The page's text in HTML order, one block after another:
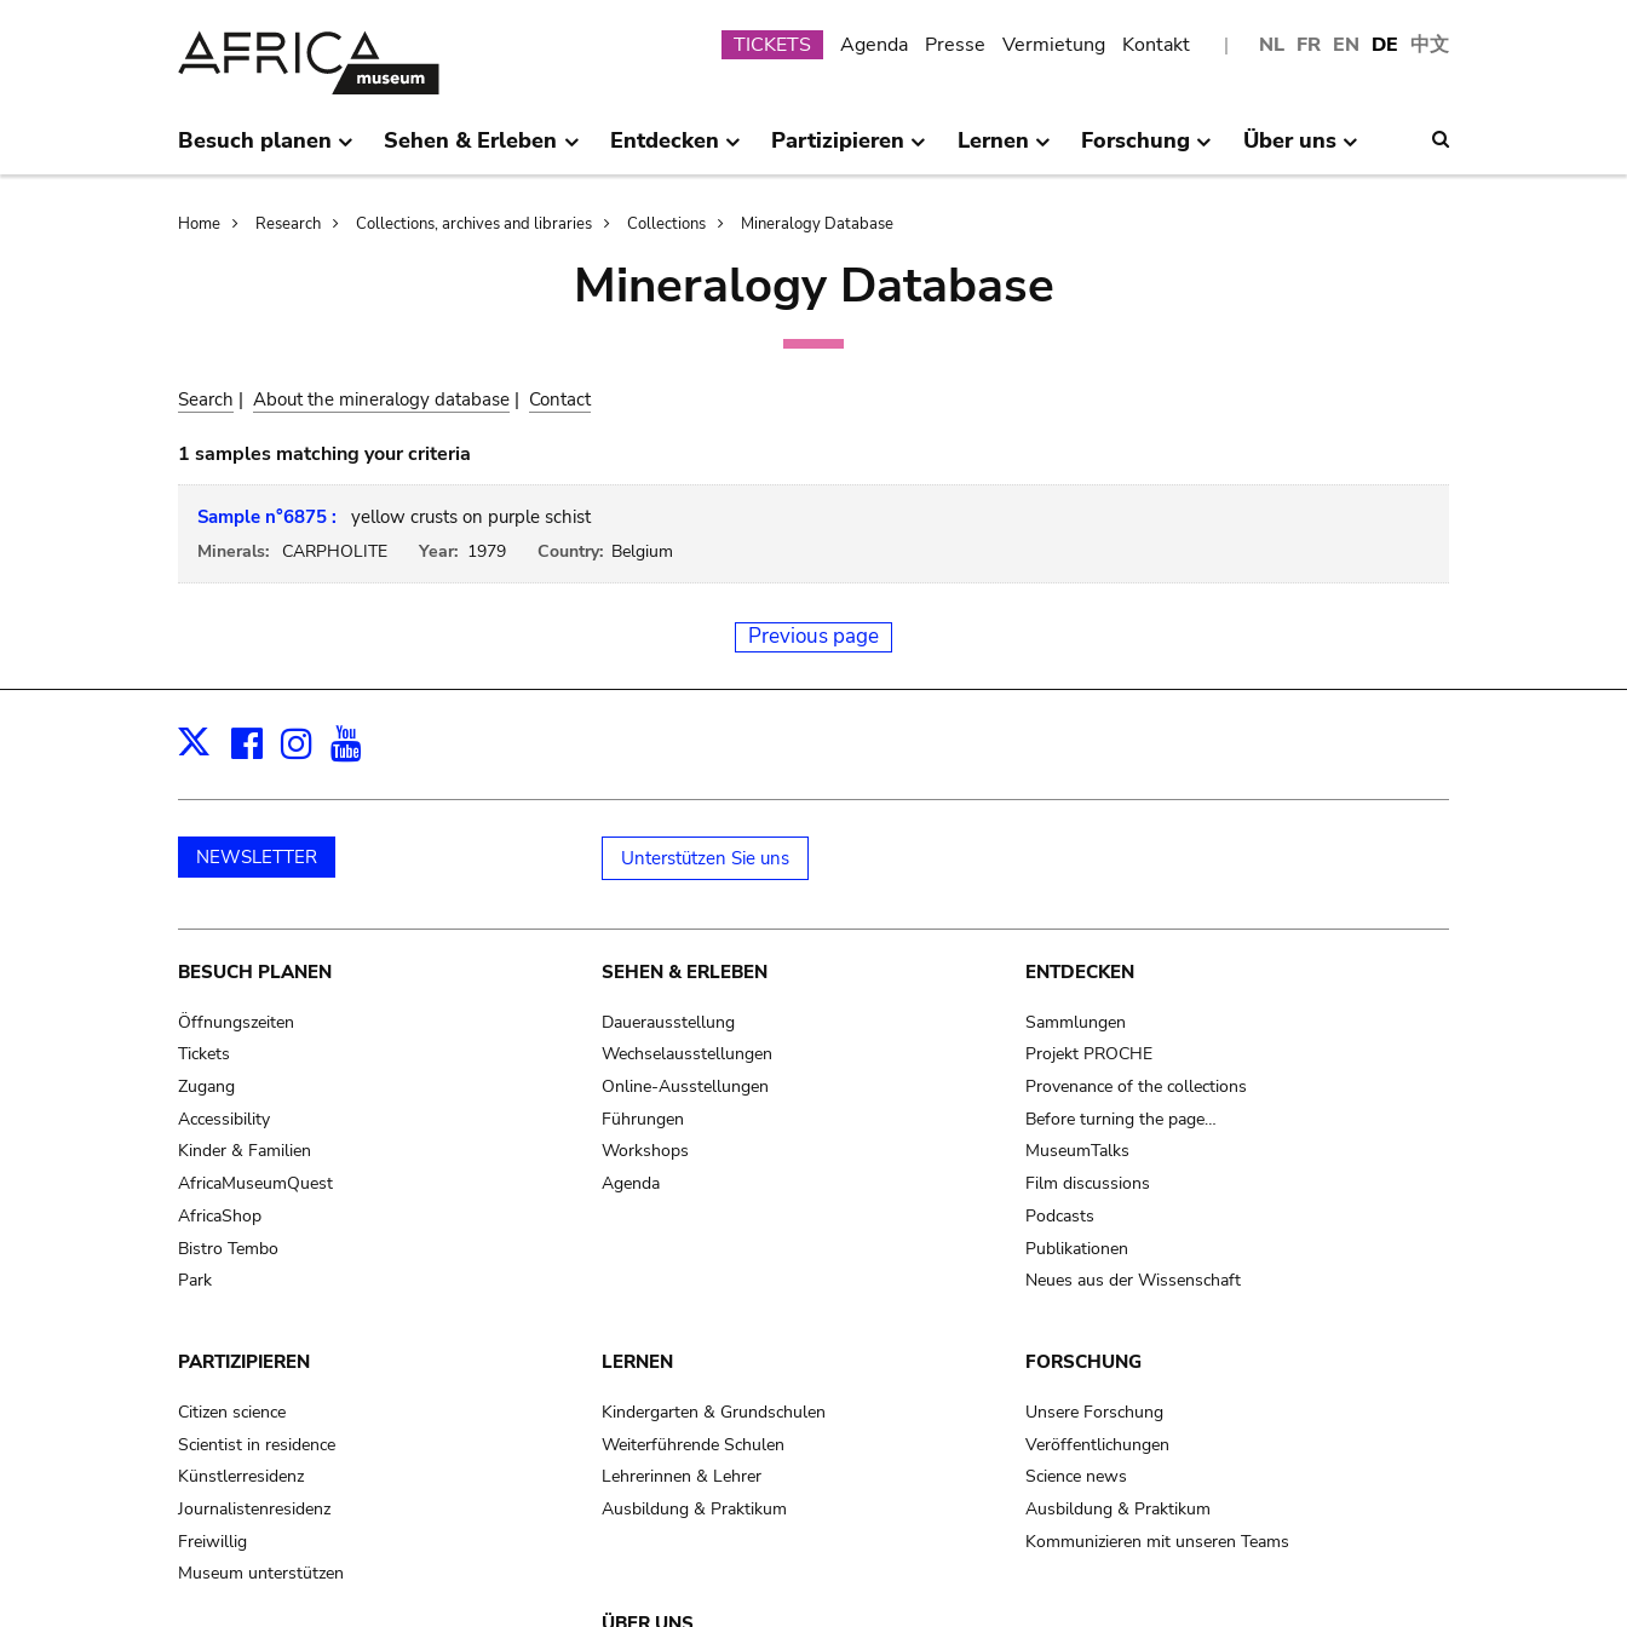
NL FR EN DE 中文
Submenu
TICKETS Agenda Presse Vermietung Kontakt
Besuch planen Sehen & Erleben Entdecken Partizipieren Lernen Forschung Über uns
Breadcrumb
Home Research Collections, archives and libraries Collections Mineralogy Database
Mineralogy Database
Search | About the mineralogy database | Contact
1 samples matching your criteria
Sample n°6875 : yellow crusts on purple schist
Minerals: CARPHOLITE Year: 1979 Country: Belgium
Previous page
X Facebook
Instagram
NEWSLETTER Unterstützen Sie uns
Main
navigation
BESUCH PLANEN
Öffnungszeiten
Tickets
Zugang
Accessibility
Kinder & Familien
AfricaMuseumQuest
AfricaShop
Bistro Tembo
Park
SEHEN & ERLEBEN
Dauerausstellung
Wechselausstellungen
Online-Ausstellungen
Führungen
Workshops
Agenda
ENTDECKEN
Sammlungen
Projekt PROCHE
Provenance of the collections
Before turning the page…
MuseumTalks
Film discussions
Podcasts
Publikationen
Neues aus der Wissenschaft
PARTIZIPIEREN
Citizen science
Scientist in residence
Künstlerresidenz
Journalistenresidenz
Freiwillig
Museum unterstützen
LERNEN
Kindergarten & Grundschulen
Weiterführende Schulen
Lehrerinnen & Lehrer
Ausbildung & Praktikum
FORSCHUNG
Unsere Forschung
Veröffentlichungen
Science news
Ausbildung & Praktikum
Kommunizieren mit unseren Teams